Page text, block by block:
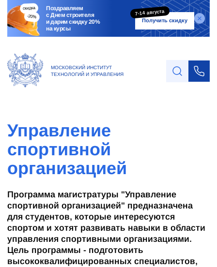
Поздравляем
с Днем строителя
и дарим скидку 20%
на курсы
7-14 августа
Получить скидку
МОСКОВСКИЙ ИНСТИТУТ
ТЕХНОЛОГИЙ И УПРАВЛЕНИЯ
Управление
спортивной
организацией
Программа магистратуры "Управление
спортивной организацией" предназначена
для студентов, которые интересуются
спортом и хотят развивать навыки в области
управления спортивными организациями.
Цель программы - подготовить
высококвалифицированных специалистов,